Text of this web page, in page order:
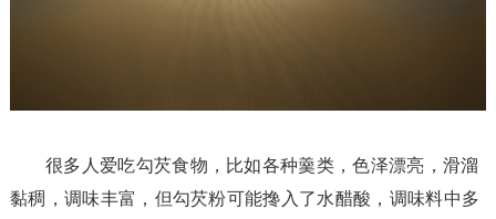
很多人爱吃勾芡食物，比如各种羹类，色泽漂亮，滑溜
黏稠，调味丰富，但勾芡粉可能搀入了水醋酸，调味料中多